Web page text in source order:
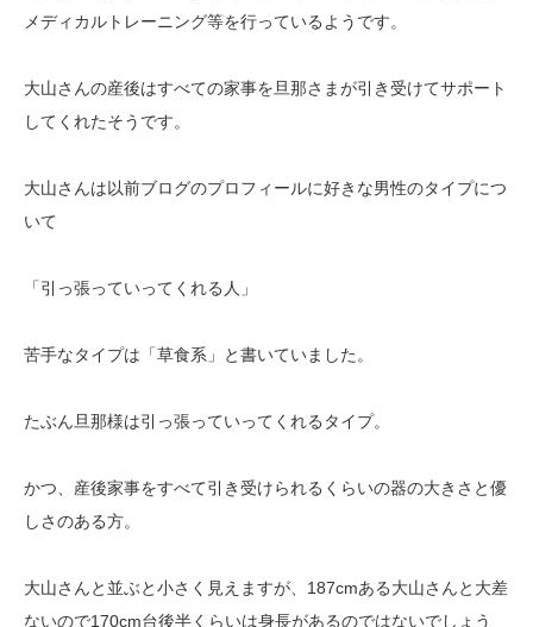
メディカルトレーニング等を行っているようです。
大山さんの産後はすべての家事を旦那さまが引き受けてサポート
してくれたそうです。
大山さんは以前ブログのプロフィールに好きな男性のタイプにつ
いて
「引っ張っていってくれる人」
苦手なタイプは「草食系」と書いていました。
たぶん旦那様は引っ張っていってくれるタイプ。
かつ、産後家事をすべて引き受けられるくらいの器の大きさと優
しさのある方。
大山さんと並ぶと小さく見えますが、187cmある大山さんと大差
ないので170cm台後半くらいは身長があるのではないでしょう